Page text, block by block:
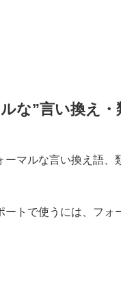
な”言い換え
ーマルな言い換え語、
ートで使うには、フォ